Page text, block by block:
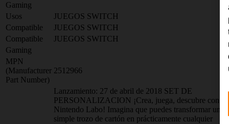
Gaming
Usos
JUEGOS SWITCH
Compatible
JUEGOS SWITCH
Compatible
JUEGOS SWITCH
Gaming
MPN
(Manufacturer
Part Number)
2512966
Lanzamiento: 27 de abril de 2018 SET DE
PERSONALIZACION ¡Crea, juega, descubre con
Nintendo Labo! Imagina que puedes transformar un
simple trozo de cartón en prácticamente cualquier